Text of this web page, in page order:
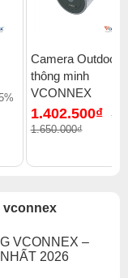
Camera Outdoor
thông minh
VCONNEX
1.402.500₫
-
1.650.000₫
vconnex
VCONNEX –
2026